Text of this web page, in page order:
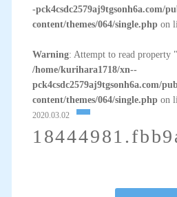
-pck4csdc2579aj9tgsonh6a.com/
content/themes/064/single.phpon
Warning: Attempt to read property
/home/kurihara1718/xn--
pck4csdc2579aj9tgsonh6a.com/
content/themes/064/single.phpon
2020.03.02